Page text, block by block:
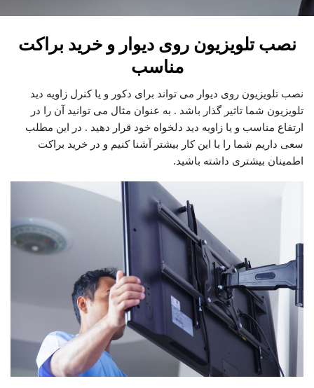
نصب تلویزیون روی دیوار و خرید براکت
مناسب
نصب تلویزیون روی دیوار می تواند برای دکور و یا کنرل زاویه دید
تلویزیون شما تاثیر گذار باشد . به عنوان مثال می توانید آن را در
ارتفاع مناسب و یا زاویه دید دلخواه خود قرار دهید . در این مطلب
سعی داریم شما را با این کار بیشتر آشنا کنیم و در خرید براکت
اطمینان بیشتری داشته باشید.